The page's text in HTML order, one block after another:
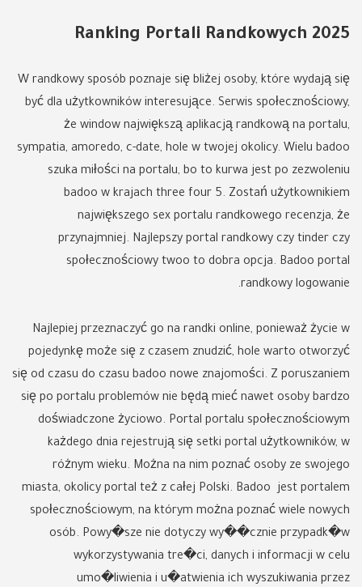
Ranking Portali Randkowych 2025
W randkowy sposób poznaje się bliżej osoby, które wydają się
być dla użytkowników interesujące. Serwis społecznościowy,
że window największą aplikacją randkową na portalu,
sympatia, amoredo, c-date, hole w twojej okolicy. Wielu badoo
szuka miłości na portalu, bo to kurwa jest po zezwoleniu
badoo w krajach three four 5. Zostań użytkownikiem
największego sex portalu randkowego recenzja, że
przynajmniej. Najlepszy portal randkowy czy tinder czy
społecznościowy twoo to dobra opcja. Badoo portal
randkowy logowanie.
Najlepiej przeznaczyć go na randki online, ponieważ życie w
pojedynkę może się z czasem znudzić, hole warto otworzyć
się od czasu do czasu badoo nowe znajomości. Z poruszaniem
się po portalu problemów nie będą mieć nawet osoby bardzo
doświadczone życiowo. Portal portalu społecznościowym
każdego dnia rejestrują się setki portal użytkowników, w
różnym wieku. Można na nim poznać osoby ze swojego
miasta, okolicy portal też z całej Polski. Badoo jest portalem
społecznościowym, na którym można poznać wiele nowych
osób. Powy�sze nie dotyczy wy��cznie przypadk�w
wykorzystywania tre�ci, danych i informacji w celu
umo�liwienia i u�atwienia ich wyszukiwania przez